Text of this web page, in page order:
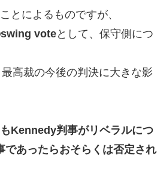
とによるものですが、
swing voteとして、保守側につ
高裁の今後の判決に大きな影
Kennedy判事がリベラルにつ
あったらおそらくは否定され